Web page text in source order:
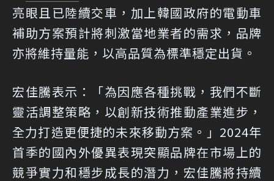
亮眼且已陸續交車，加上韓國政府的電動車
補助方案預計將刺激當地業者的需求，品牌
亦將維持量能，以高品質為標準穩定出貨。
宏佳騰表示：「為因應各種挑戰，我們不斷
靈活調整策略，以創新技術推動產業進步，
全力打造更便捷的未來移動方案。」2024年
首季的國內外優異表現突顯品牌在市場上的
競爭實力和穩步成長的潛力，宏佳騰將持續